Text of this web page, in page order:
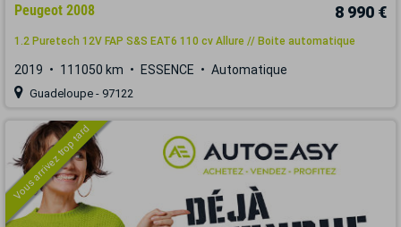
Peugeot 2008 8 990 €
1.2 Puretech 12V FAP S&S EAT6 110 cv Allure // Boite automatique
2019 111050 km ESSENCE Automatique
Guadeloupe - 97122
Vous arrivez trop tard